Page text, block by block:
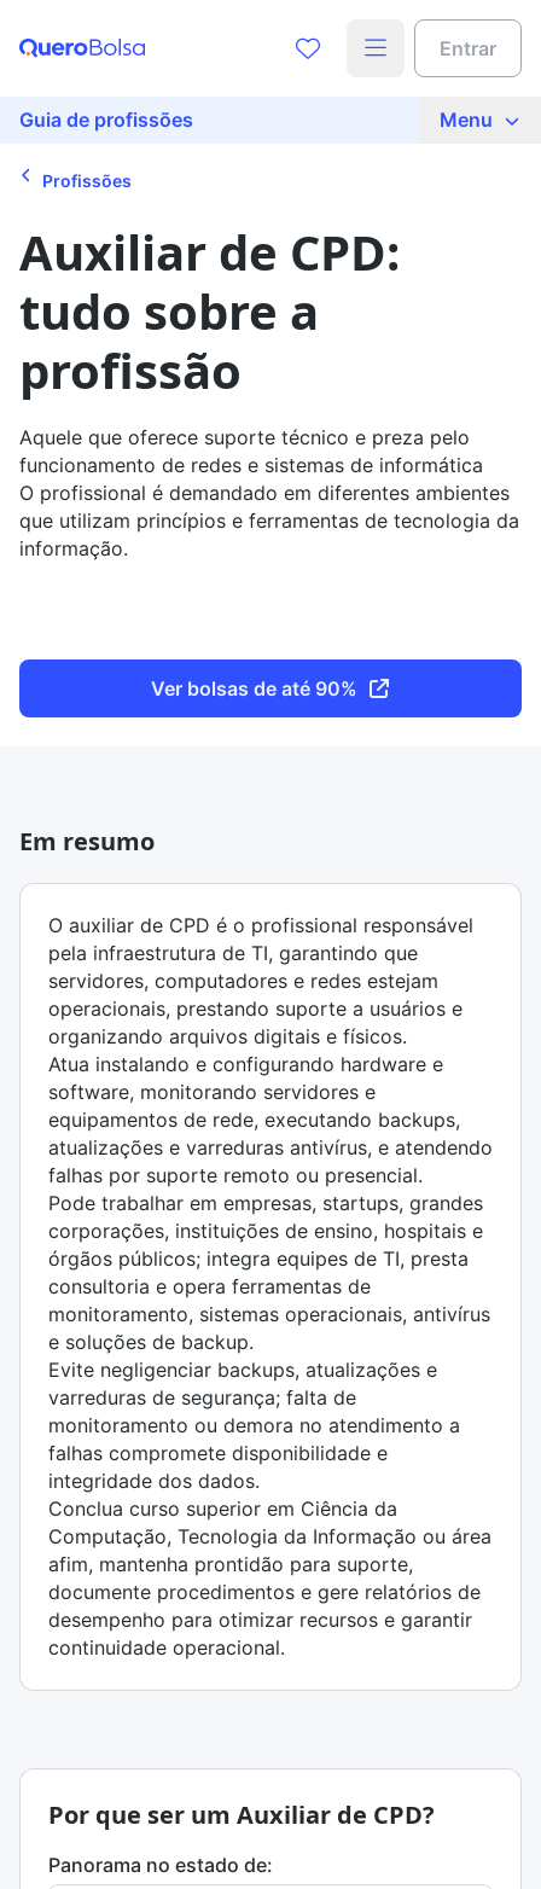
Entrar
Guia de profissões Menu
Profissões
Auxiliar de CPD:
tudo sobre a
profissão
Aquele que oferece suporte técnico e preza pelo
funcionamento de redes e sistemas de informática
O profissional é demandado em diferentes ambientes
que utilizam princípios e ferramentas de tecnologia da
informação.
Ver bolsas de até 90%
Em resumo
O auxiliar de CPD é o profissional responsável
pela infraestrutura de TI, garantindo que
servidores, computadores e redes estejam
operacionais, prestando suporte a usuários e
organizando arquivos digitais e físicos.
Atua instalando e configurando hardware e
software, monitorando servidores e
equipamentos de rede, executando backups,
atualizações e varreduras antivírus, e atendendo
falhas por suporte remoto ou presencial.
Pode trabalhar em empresas, startups, grandes
corporações, instituições de ensino, hospitais e
órgãos públicos; integra equipes de TI, presta
consultoria e opera ferramentas de
monitoramento, sistemas operacionais, antivírus
e soluções de backup.
Evite negligenciar backups, atualizações e
varreduras de segurança; falta de
monitoramento ou demora no atendimento a
falhas compromete disponibilidade e
integridade dos dados.
Conclua curso superior em Ciência da
Computação, Tecnologia da Informação ou área
afim, mantenha prontidão para suporte,
documente procedimentos e gere relatórios de
desempenho para otimizar recursos e garantir
continuidade operacional.
Por que ser um Auxiliar de CPD?
Panorama no estado de:
Acesse o conteúdo completo
Preencha seus dados para liberar o acesso
Telefone
privacidade
Ver agora